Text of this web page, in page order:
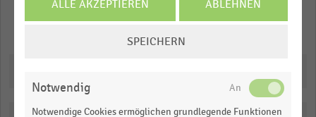
to
table.
ALLE AKZEPTIEREN ABLEHNEN
SPEICHERN
Notwendig
Notwendige Cookies ermöglichen grundlegende Funktionen